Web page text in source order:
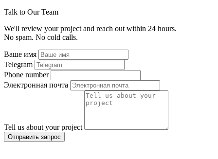
Talk to Our Team
We'll review your project and reach out within 24 hours.
No spam. No cold calls.
Ваше имя
Telegram
Phone number
Электронная почта
Tell us about your project
Отправить запрос